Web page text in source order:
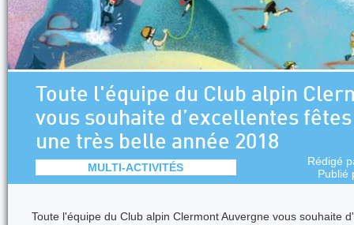
Toute l'équipe du Club alpin
vous souhaite d’excellentes
une très belle année 2018
MULTI-ACTIVITÉS
Rédigé
Publié
Toute l'équipe du Club alpin Clermont Auvergne vous souhaite